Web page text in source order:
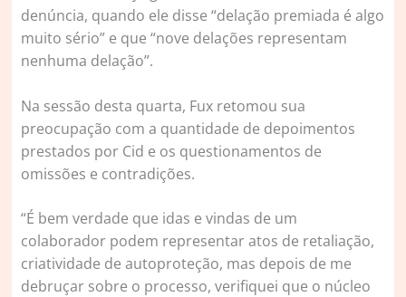
denúncia, quando ele disse “delação premiada é algo
muito sério” e que “nove delações representam
nenhuma delação”.
Na sessão desta quarta, Fux retomou sua
preocupação com a quantidade de depoimentos
prestados por Cid e os questionamentos de
omissões e contradições.
“É bem verdade que idas e vindas de um
colaborador podem representar atos de retaliação,
criatividade de autoproteção, mas depois de me
debruçar sobre o processo, verifiquei que o núcleo